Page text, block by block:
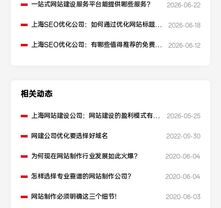
一站式网站建设服务平台能提供哪些服务？ 2026-06-22
上海SEO优化公司：如何通过优化网站标题提
2026-06-18
上海SEO优化公司：有哪些值得推荐的免费
2026-06-12
相关动态
上海网站建设公司：网站建设的盈利模式有哪
2026-05-25
网建公司优化要选择好域名 2022-09-30
为何现在网站制作行业发展如此火爆？ 2020-06-04
怎样选择专业靠谱的网站制作公司？ 2020-06-04
网站制作必须明确这三个细节！ 2020-06-03